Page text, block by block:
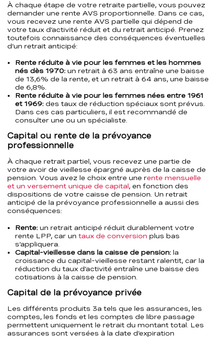
À chaque étape de votre retraite partielle, vous pouvez
demander une rente AVS proportionnelle. Dans ce cas,
vous recevez une rente AVS partielle qui dépend de
votre taux d’activité réduit et du retrait anticipé. Prenez
toutefois connaissance des conséquences éventuelles
d’un retrait anticipé:
Rente réduite à vie pour les femmes et les hommes
nés dès 1970: un retrait à 63 ans entraîne une baisse
de 13,6% de la rente, et un retrait à 64 ans, une baisse
de 6,8%.
Rente réduite à vie pour les femmes nées entre 1961
et 1969: des taux de réduction spéciaux sont prévus.
Dans ces cas particuliers, il est recommandé de
consulter une ou un spécialiste.
Capital ou rente de la prévoyance
professionnelle
À chaque retrait partiel, vous recevez une partie de
votre avoir de vieillesse épargné auprès de la caisse de
pension. Vous avez le choix entre une rente mensuelle
et un versement unique de capital, en fonction des
dispositions de votre caisse de pension. Un retrait
anticipé de la prévoyance professionnelle a aussi des
conséquences:
Rente: un retrait anticipé réduit durablement votre
rente LPP, car un taux de conversion plus bas
s’appliquera.
Capital-vieillesse dans la caisse de pension: la
croissance du capital-vieillesse restant ralentit, car la
réduction du taux d’activité entraîne une baisse des
cotisations à la caisse de pension.
Capital de la prévoyance privée
Les différents produits 3a tels que les assurances, les
comptes, les fonds et les comptes de libre passage
permettent uniquement le retrait du montant total. Les
assurances sont versées à la date d’expiration